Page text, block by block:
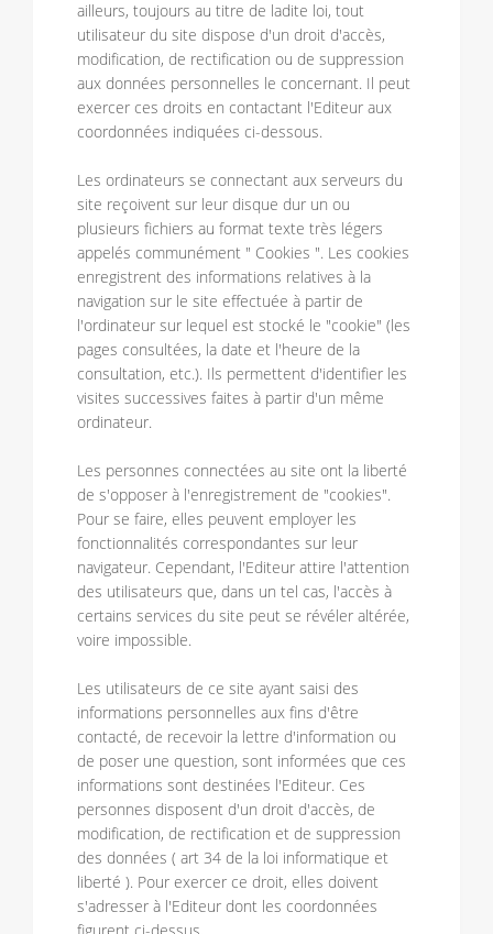
ailleurs, toujours au titre de ladite loi, tout
utilisateur du site dispose d'un droit d'accès,
modification, de rectification ou de suppression
aux données personnelles le concernant. Il peut
exercer ces droits en contactant l'Editeur aux
coordonnées indiquées ci-dessous.
Les ordinateurs se connectant aux serveurs du
site reçoivent sur leur disque dur un ou
plusieurs fichiers au format texte très légers
appelés communément " Cookies ". Les cookies
enregistrent des informations relatives à la
navigation sur le site effectuée à partir de
l'ordinateur sur lequel est stocké le "cookie" (les
pages consultées, la date et l'heure de la
consultation, etc.). Ils permettent d'identifier les
visites successives faites à partir d'un même
ordinateur.
Les personnes connectées au site ont la liberté
de s'opposer à l'enregistrement de "cookies".
Pour se faire, elles peuvent employer les
fonctionnalités correspondantes sur leur
navigateur. Cependant, l'Editeur attire l'attention
des utilisateurs que, dans un tel cas, l'accès à
certains services du site peut se révéler altérée,
voire impossible.
Les utilisateurs de ce site ayant saisi des
informations personnelles aux fins d'être
contacté, de recevoir la lettre d'information ou
de poser une question, sont informées que ces
informations sont destinées l'Editeur. Ces
personnes disposent d'un droit d'accès, de
modification, de rectification et de suppression
des données ( art 34 de la loi informatique et
liberté ). Pour exercer ce droit, elles doivent
s'adresser à l'Editeur dont les coordonnées